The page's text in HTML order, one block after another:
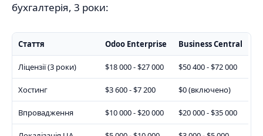
бухгалтерія, 3 роки:
Стаття Odoo Enterprise Business Central
Ліцензії (3 роки) $18 000 - $27 000 $50 400 - $72 000
Хостинг $3 600 - $7 200 $0 (включено)
Впровадження $10 000 - $20 000 $20 000 - $35 000